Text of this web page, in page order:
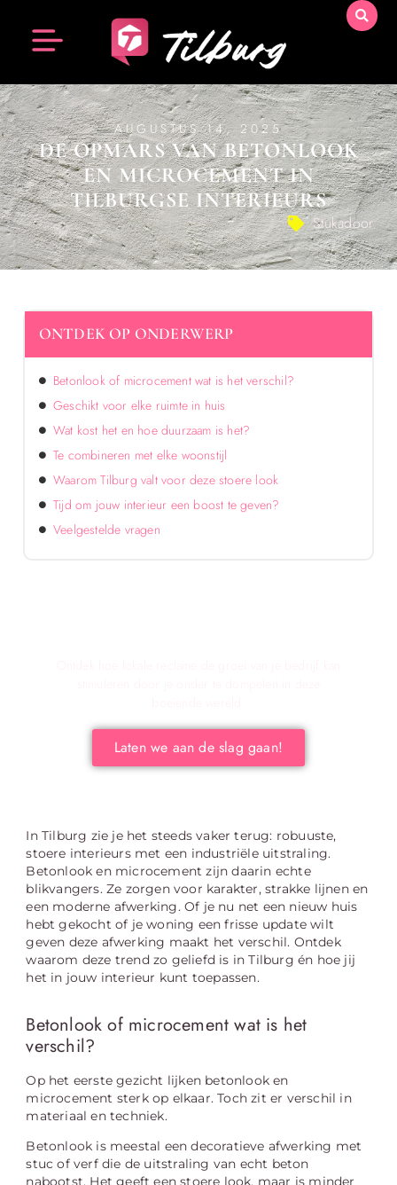
AUGUSTUS 14, 2025
DE OPMARS VAN BETONLOOK
EN MICROCEMENT IN
TILBURGSE INTERIEURS
Stukadoor
In Tilburg zie je het steeds vaker terug: robuuste,
stoere interieurs met een industriële uitstraling.
Betonlook en microcement zijn daarin echte
blikvangers. Ze zorgen voor karakter, strakke lijnen en
een moderne afwerking. Of je nu net een nieuw huis
hebt gekocht of je woning een frisse update wilt
geven deze afwerking maakt het verschil. Ontdek
waarom deze trend zo geliefd is in Tilburg én hoe jij
het in jouw interieur kunt toepassen.
Betonlook of microcement wat is het
verschil?
Op het eerste gezicht lijken betonlook en
microcement sterk op elkaar. Toch zit er verschil in
materiaal en techniek.
Betonlook is meestal een decoratieve afwerking met
stuc of verf die de uitstraling van echt beton
nabootst. Het geeft een stoere look, maar is minder
ONTDEK OP ONDERWERP
Betonlook of microcement wat is het verschil?
Geschikt voor elke ruimte in huis
Wat kost het en hoe duurzaam is het?
Te combineren met elke woonstijl
Waarom Tilburg valt voor deze stoere look
Tijd om jouw interieur een boost te geven?
Veelgestelde vragen
Laten we aan de slag gaan!